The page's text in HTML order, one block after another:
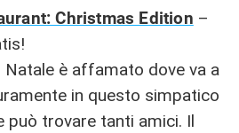
Christmas Edition –
Natale è affamato dove va a
in questo simpatico
può trovare tanti amici. Il